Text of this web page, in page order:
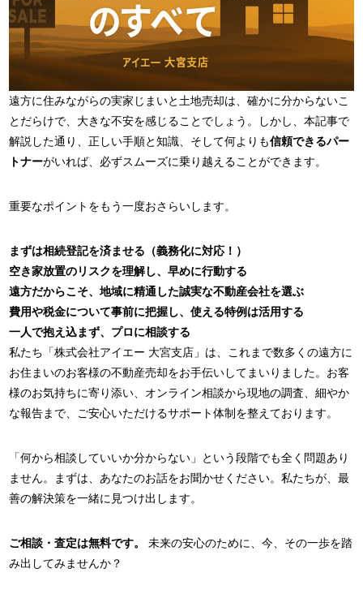
遠方に住みながらの実家じまいと土地売却は、確かに分からないこ
とだらけで、大きな不安を感じることでしょう。しかし、本記事で
解説した通り、正しい手順と知識、そして何よりも信頼できるパー
トナーがいれば、必ずスムーズに乗り越えることができます。
重要なポイントをもう一度おさらいします。
まずは相続登記を済ませる（義務化に対応！）
空き家放置のリスクを理解し、早めに行動する
遠方だからこそ、地域に精通した誠実な不動産会社を選ぶ
費用や税金について事前に把握し、使える特例は活用する
一人で抱え込まず、プロに相談する
私たち「株式会社アイエー 大宮支店」は、これまで数多くの遠方に
お住まいのお客様の不動産売却をお手伝いしてまいりました。お客
様のお気持ちに寄り添い、オンライン相談から現地の調査、細やか
な報告まで、ご安心いただけるサポート体制を整えております。
「何から相談していいか分からない」という段階でも全く問題あり
ません。まずは、あなたのお話をお聞かせください。私たちが、最
善の解決策を一緒に見つけ出します。
ご相談・査定は無料です。
未来の安心のために、今、その一歩を踏
み出してみませんか？